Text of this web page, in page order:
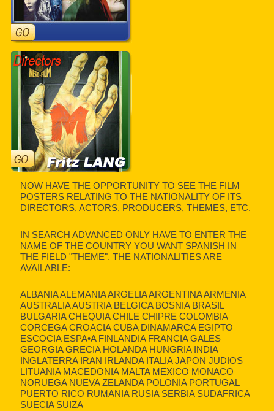
NOW HAVE THE OPPORTUNITY TO SEE THE FILM
POSTERS RELATING TO THE NATIONALITY OF ITS
DIRECTORS, ACTORS, PRODUCERS, THEMES, ETC.
IN SEARCH ADVANCED ONLY HAVE TO ENTER THE
NAME OF THE COUNTRY YOU WANT SPANISH IN
THE FIELD "THEME". THE NATIONALITIES ARE
AVAILABLE:
ALBANIA ALEMANIA ARGELIA ARGENTINA ARMENIA
AUSTRALIA AUSTRIA BELGICA BOSNIA BRASIL
BULGARIA CHEQUIA CHILE CHIPRE COLOMBIA
CORCEGA CROACIA CUBA DINAMARCA EGIPTO
ESCOCIA ESPA•A FINLANDIA FRANCIA GALES
GEORGIA GRECIA HOLANDA HUNGRIA INDIA
INGLATERRA IRAN IRLANDA ITALIA JAPON JUDIOS
LITUANIA MACEDONIA MALTA MEXICO MONACO
NORUEGA NUEVA ZELANDA POLONIA PORTUGAL
PUERTO RICO RUMANIA RUSIA SERBIA SUDAFRICA
SUECIA SUIZA